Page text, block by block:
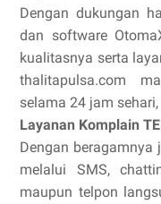
Dengan dukungan
dan software
kualitasnya serta
thalitapulsa.com
selama 24 jam
Layanan Komplain
Dengan
melalui SMS,
maupun telpon